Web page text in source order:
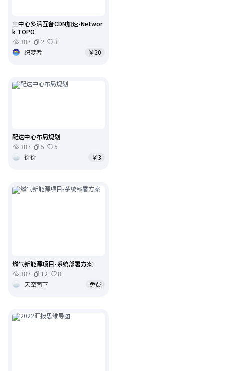
三中心多活互备CDN加速-Networ
k TOPO
387
2
3
织梦者
￥20
配送中心布局规划
387
5
5
衍衍
￥3
燃气新能源项目-系统部署方案
387
12
8
天空南下
免费